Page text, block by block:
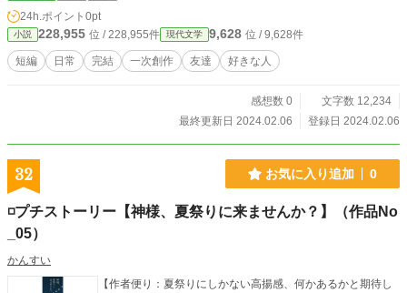
24h.ポイント 0pt
小説 228,955 位 / 228,955件 現代文学 9,628 位 / 9,628件
短編 日常 完結 一次創作 友達 好きな人
感想数 0
文字数 12,234
最終更新日 2024.02.06
登録日 2024.02.06
32 お気に入り追加 0
◽️プチストーリー【神様、夏祭りに来ませんか？】（作品No
_05）
かんすい
【作者便り：夏祭りにしかない高揚感、何かあるかと期待し